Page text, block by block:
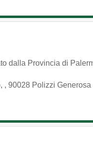
dalla Provincia di
, 90028 Polizzi Generosa